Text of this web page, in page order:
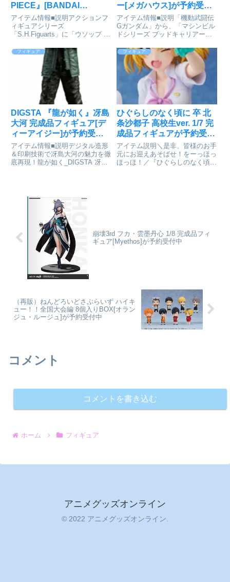
PIECE』[BANDAI
SPIRITS]が予約受付中
アイテム情報■説明アクションフ
ィギュアシリーズ
「S.H.Figuarts」に「ウソップ -
メ『ONE PIECE』より、東の海
（イーストブルー）衣装の「ウソ
ップ」が新たな造形で登場！圧倒
的な可動域でダイナミッ...
ー[メガハウス]が予約受付
中
アイテム情報■説明「機動武闘伝
Gガンダム」から、「マシンビル
ドシリーズ ブッドキャリアー」
半完成品(一部組み立て式)です。
※本商品に「HG シャイニングガ
ンダム」（別売り）は含まれませ
ん。機動武闘伝Gガンダム_...
フィギュア
DIGSTA 『龍が如く』冴島
大河 完成品フィギュア[デ
ィーアイジー]が予約受付
開始
アイテム情報■説明デジタル造形
＆印刷技術で冴島大河の魅力を徹
底再現！龍が如く_DIGSTA 冴島
フィギュア
ひぐらしのなく頃に 卒 北
条沙都子 高校生ver. 1/7 完
成品フィギュアが予約受付
開始
アイテム説明＼是非、皆様のお手
元にお迎えあそばせ！をーっほっ
ほっほ！／『ひぐらしのなく頃に
崩壊3rd フカ・雲墨丹心 1/8 完成品フィ
ギュア[Myethos]が予約受付中
（再販）ねんどろいどさぷらいず ハイキ
ュー！！全国大会編 8個入りBOX[オラン
ジュ・ルージュ]が予約受付中
コメント
コメントを書き込む
ホーム フィギュア
アニメグッズオンライン
© 2022 アニメグッズオンライン.